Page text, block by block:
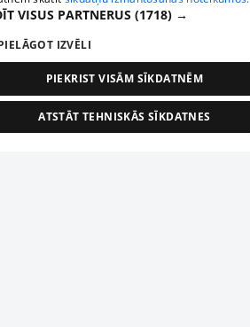
VISUS PARTNERUS (1718) →
IZVĒLI
PIEKRIST VISĀM SĪKDATNĒM
ATSTĀT TEHNISKĀS SĪKDATNES